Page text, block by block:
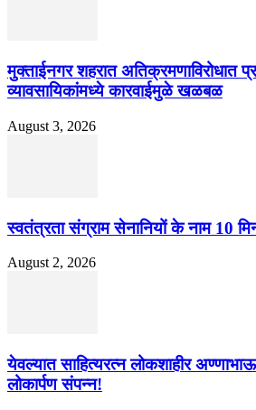
मुक्ताईनगर शहरात अतिक्रमणाविरोधात
व्यावसायिकांमध्ये कारवाईमुळे खळबळ
August 3, 2026
स्वतंत्रता संग्राम सेनानियों के नाम 10
August 2, 2026
येवल्यात साहित्यरत्न लोकशाहीर
लोकार्पण संपन्न!